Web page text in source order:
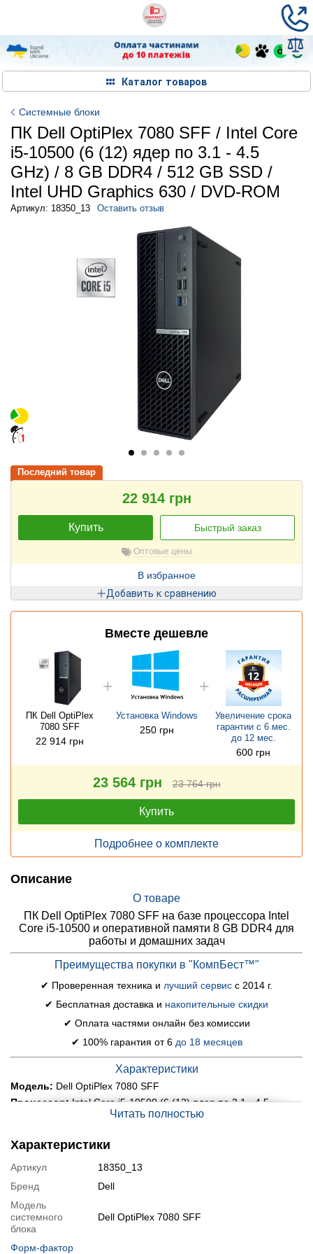
Каталог товаров
Системные блоки
ПК Dell OptiPlex 7080 SFF / Intel Core
i5-10500 (6 (12) ядер по 3.1 - 4.5
GHz) / 8 GB DDR4 / 512 GB SSD /
Intel UHD Graphics 630 / DVD-ROM
Артикул: 18350_13 Оставить отзыв
Последний товар
22 914 грн
Купить Быстрый заказ
Оптовые цены
В избранное
Добавить к сравнению
Вместе дешевле
ПК Dell OptiPlex
7080 SFF
22 914 грн
Установка Windows
250 грн
Увеличение срока
гарантии с 6 мес.
до 12 мес.
600 грн
23 564 грн 23 764 грн
Купить
Подробнее о комплекте
Описание
О товаре
ПК Dell OptiPlex 7080 SFF на базе процессора Intel
Core i5-10500 и оперативной памяти 8 GB DDR4 для
работы и домашних задач
Преимущества покупки в "КомпБест™"
✔ Проверенная техника и лучший сервис с 2014 г.
✔ Бесплатная доставка и накопительные скидки
✔ Оплата частями онлайн без комиссии
✔ 100% гарантия от 6 до 18 месяцев
Характеристики
Модель: Dell OptiPlex 7080 SFF
Процессор:Intel Core i5-10500 (6 (12) ядер по 3.1 - 4.5
GHz), 12 MB Smart Cache
Постоянная память:
Графика:
интегрированная Intel UHD Graphics 630 (до 1792
MB с ОЗУ)
Порты:
5x USB 3.0, 4x USB 2.0, 1x USB Type-C, 2x DP, 3x
Audio, 1x LAN (RJ-45), 2x PS/2
Оптический привод:DVD-ROM
Состояние:
корпусе могут быть следы обычного использования)
Читать полностью
Характеристики
Артикул
18350_13
Бренд
Dell
Модель
системного
блока
Dell OptiPlex 7080 SFF
Форм-фактор